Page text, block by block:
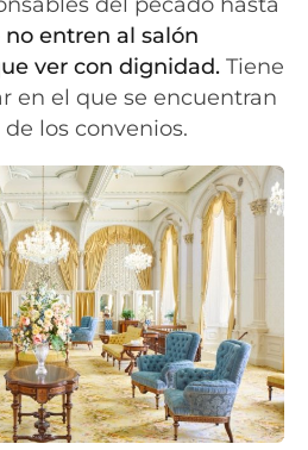
no entren al salón
ver con dignidad. Tiene
en el que se encuentran
los convenios.